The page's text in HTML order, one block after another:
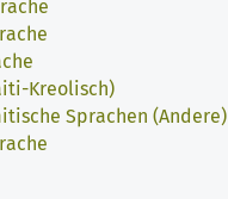
Kreolisch)
Sprachen (Andere)